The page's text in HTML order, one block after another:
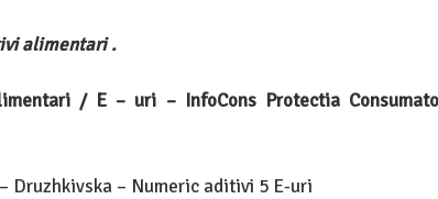
alimentari .
/ E – uri – InfoCons Protectia
Druzhkivska – Numeric aditivi 5 E-uri